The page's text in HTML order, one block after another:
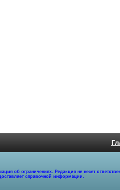
об ограничениях. Редакция не несет
справочной информации.